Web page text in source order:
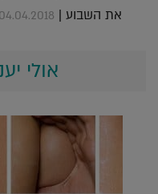
את השבוע | 04.04.2018
אולי